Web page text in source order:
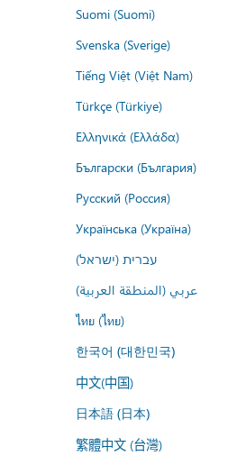
Suomi (Suomi)
Svenska (Sverige)
Tiếng Việt (Việt Nam)
Türkçe (Türkiye)
Ελληνικά (Ελλάδα)
Български (България)
Русский (Россия)
Українська (Україна)
עברית (ישראל)
عربي (المنطقة العربية)
ไทย (ไทย)
한국어 (대한민국)
中文(中国)
日本語 (日本)
繁體中文 (台灣)